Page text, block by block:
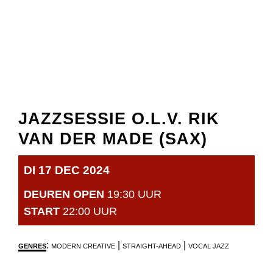
JAZZSESSIE O.L.V. RIK
VAN DER MADE (SAX)
DI 17 DEC 2024
DEUREN OPEN 19:30 UUR
START 22:00 UUR
GENRES: MODERN CREATIVE STRAIGHT-AHEAD VOCAL JAZZ